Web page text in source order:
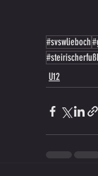
#svswlieboch
U12